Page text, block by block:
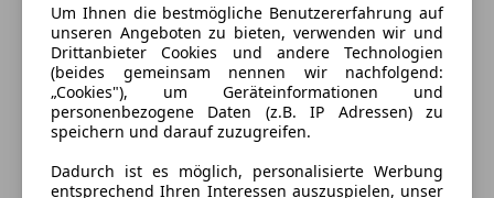
Elektrische Reichweite
426 km
CO₂-Emissionen
0 g/km (komb.)
Ausstattung
Komfort
Um Ihnen die bestmögliche Benutzererfahrung auf
unseren Angeboten zu bieten, verwenden wir und
Drittanbieter Cookies und andere Technologien
(beides gemeinsam nennen wir nachfolgend:
„Cookies"), um Geräteinformationen und
personenbezogene Daten (z.B. IP Adressen) zu
speichern und darauf zuzugreifen.
Dadurch ist es möglich, personalisierte Werbung
entsprechend Ihren Interessen auszuspielen, unser